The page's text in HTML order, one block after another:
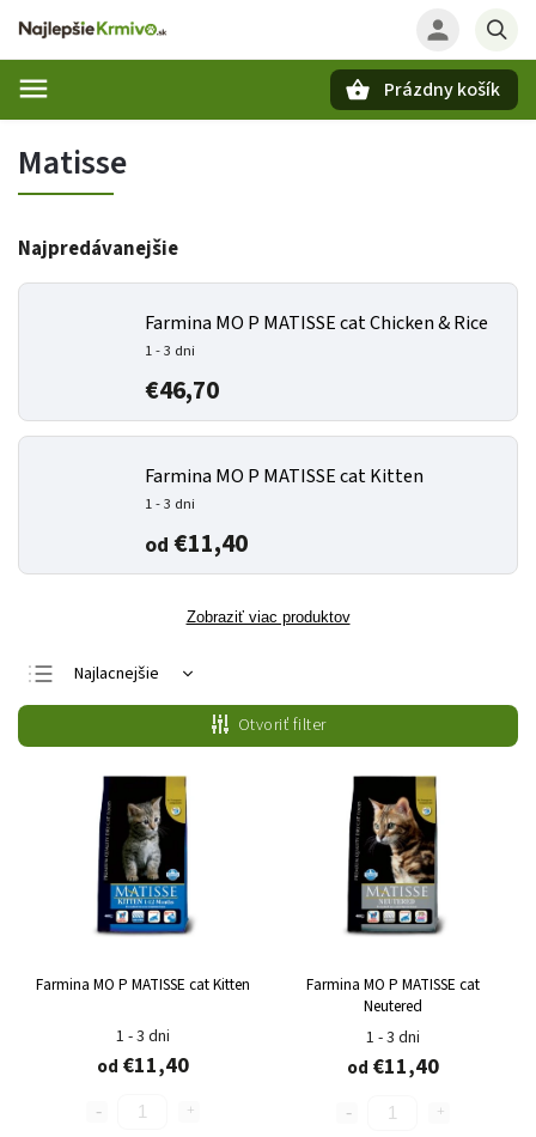
Prázdny košík
Matisse
Najpredávanejšie
Farmina MO P MATISSE cat Chicken & Rice
1 - 3 dni
€46,70
Farmina MO P MATISSE cat Kitten
1 - 3 dni
od €11,40
Zobraziť viac produktov
Najlacnejšie
Najdrahšie
Najpredávanejšie
Abecedne
Otvoriť filter
Farmina MO P MATISSE cat Kitten
1 - 3 dni
od €11,40
Farmina MO P MATISSE cat
Neutered
1 - 3 dni
od €11,40